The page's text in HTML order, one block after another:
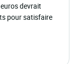
devrait
pour satisfaire